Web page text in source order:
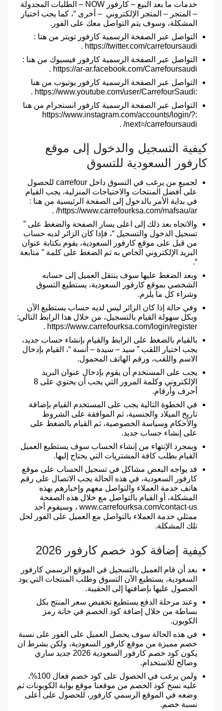
خدمات ما بعد البيع – كارفور NOW – الطلبات المجدولة
– المتجر – المتجر الإلكتروني – أخرى “، كما يجب اختيار
المشكلة، وسوف يتم التواصل معك على الفور.
التواصل عبر الصفحة الرسمية كارفور تويتر من هنا :
https://twitter.com/carrefoursaudi .
التواصل عبر الصفحة الرسمية كارفور فيسبوك من هنا :
https://ar-ar.facebook.com/Carrefoursaudi .
التواصل عبر الصفحة الرسمية كارفور يوتيوب من هنا
:https://www.youtube.com/user/CarrefourSaudi .
التواصل عبر الصفحة الرسمية كارفور انستجرام من هنا
:https://www.instagram.com/accounts/login/?
next=/carrefoursaudi/ .
كيفية التسجيل والدخول إلى موقع
كارفور السعودية للتسوق
لجميع من يرغب في التسوق داخل carrefour للحصول
على أفضل المنتجات والاحتياجات المنزلية، يجب القيام
في بداية الأمر بالدخول إلى الصفحة الرئيسية من هنا :
https://www.carrefourksa.com/mafsau/ar/ .
والاتجاه بعد ذلك إلى اعلى يسار الصفحة والضغط على ”
تسجيل الدخول والتسجيل “، فإذا كان الزائر لديه حساب
من قبل على موقع كارفور السعودية، يقوم بكتابة عنوان
البريد الإلكتروني الخاص به ثم الضغط على كلمة ” متابعة
“.
وبعد الضغط عليها سوف ينتقل العميل إلى حسابه
الشخصي بموقع كارفور السعودية، يستطيع التسوق
وشراء كل ما يلزم.
وفي حالة إذا كان الزائر ليس لديه حساب يستطيع الآن
وبكل سهولة القيام بالتسجيل، من خلال هذا الرابط التالي:
https://www.carrefourksa.com/login/register .
بالقيام بالضغط على الرابط والقيام بإنشاء حساب جديد،
يجب اختيار اللقب ” سيد – سيدة – أنسة “، القيام بإدخال
الاسم واللقب، ورقم الهاتف المحمول.
يجب على المستخدم أن يقوم بإدخال عنوان البريد
الإلكتروني وكلمة المرور التي يجب أن يحتوي على 8
أحرف وأرقام.
في الخطوة التالية يجب على المستخدم القيام بإضافة
تاريخ الميلاد والجنسية، ثم الموافقة على الشروط
والأحكام وسياسة الخصوصية، ثم القيام بالضغط على
على إنشاء حساب جديد.
وبمجرد الإنتهاء من إنشاء الحساب سوف يستطيع العميل
القيام بطلب كافة المشتريات التي يحتاج إليها.
قد يواجه البعض مشاكل في تسجيل الحساب على موقع
كارفور السعودية، في هذه الحالة يجب الاتصال على رقم
هاتف خدمة العملاء والتواصل معهم وإخبارهم بهذه
المشكلة، أو القيام بالتواصل مع خلال هذه الصفحة
www.carrefourksa.com/contact-us ، وسيقوم أحد
ممثلي خدمة العملاء بالتواصل مع العميل على الفور لحل
تلك المشكلة.
كيفية إضافة كود خصم كارفور 2026
بعد أن قام العميل بالتسجيل في الموقع الرسمي كارفور
السعودية، يستطيع الآن التسوق وطلب المنتجات التي يود
الحصول عليها بإضافتها إلى الحقيبة.
وعند مرحلة الدفع يستطيع تخفيض سعر المنتج بكل
بساطة من خلال إضافة كود الخصم في خانة رمز
الكوبون.
في هذه الحالة سوف يحصل العميل على الفور على نسبة
خصم مميزة من موقع كارفور السعودية، ولكن بشرط ان
يكون كود خصم كارفور السعودية 2026 جديد ساري
وصالح للاستخدام.
ولمن يرغب في الحصول على كود خصم فعال 100%،
عليه نسخ كود الخصم من موقعنا موقع بوابة الكوبونات ثم
وضعه في الموقع الرسمي كارفور، للحصول على أعلى
نسبة خصم.